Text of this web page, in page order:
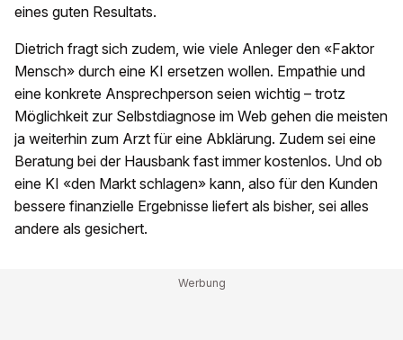
eines guten Resultats.
Dietrich fragt sich zudem, wie viele Anleger den «Faktor
Mensch» durch eine KI ersetzen wollen. Empathie und
eine konkrete Ansprechperson seien wichtig – trotz
Möglichkeit zur Selbstdiagnose im Web gehen die meisten
ja weiterhin zum Arzt für eine Abklärung. Zudem sei eine
Beratung bei der Hausbank fast immer kostenlos. Und ob
eine KI «den Markt schlagen» kann, also für den Kunden
bessere finanzielle Ergebnisse liefert als bisher, sei alles
andere als gesichert.